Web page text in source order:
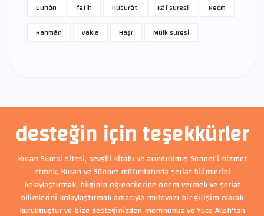
Duhân
fetih Hucurât Kâf suresi
Necm
Rahmân
vakıa Haşr Mülk suresi
desteğin için teşekkürler
Kuran Suresi sitesi, sevgili kitabı ve arındırılmış Sünnet'i hizmet
etmek, Kuran ve Sünnet müfredatında şeriat bilimlerini
kolaylaştırmak, bilginin öğrencilerine önem vermek ve şeriat
bilimlerini kolaylaştırmak amacıyla mütevazı bir girişim olarak
kurulmuştur ve bize desteğinizden memnunuz ve Yüce Allah'tan